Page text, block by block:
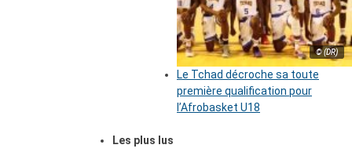
© (DR)
Le Tchad décroche sa toute
première qualification pour
l’Afrobasket U18
Les plus lus